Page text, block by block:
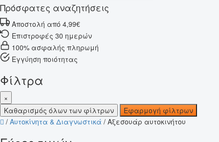
Πρόσφατες αναζητήσεις
Αποστολή από 4,99€
Επιστροφές 30 ημερών
100% ασφαλής πληρωμή
Εγγύηση ποιότητας
Φίλτρα
×
Καθαρισμός όλων των φίλτρων
Εφαρμογή φίλτρων
/ Αυτοκίνητα & Διαγνωστικά / Αξεσουάρ αυτοκινήτου